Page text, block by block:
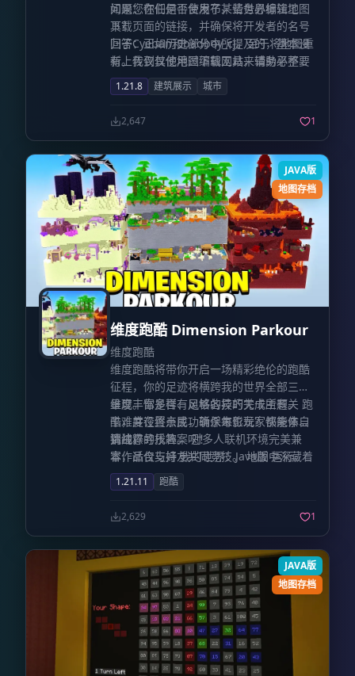
如果您在任何平台发布，请务必标注地图
下载页面的链接，并确保将开发者的名号
归于Cyeban和badboy_cj。至于将地图重
新上传到其他地图下载网站，请务必不要
这样做。
问题：你们是否使用了某些世界编辑工
具？
回答：正如历史部分中所提及的，基本没
有。我仅仅使用过编辑工具来辅助平整土
地，以及填充方形的墙面或地板部分，仅
此而已。90%以上的建筑与地形改造工作
都是通过手工完成的。
1.21.8 建筑展示 城市
2,647 1
JAVA版
地图存档
维度跑酷 Dimension Parkour
维度跑酷
维度跑酷将带你开启一场精彩绝伦的跑酷
征程，你的足迹将横跨我的世界全部三个
维度。你是否有足够的技巧完成所有关
卡，并在终点成功斩杀末影龙？快来亲自
挑战，寻找答案吧！
呈现丰富多样、风格各异的关卡主题。 跑
酷难度设置亲民，确保每位玩家都能体验
到纯粹的乐趣。 对多人联机环境完美兼
容，适合与好友共同竞技。 地图中深藏着
10个趣味彩蛋，等待细心的玩家去发掘。
内置完善的排名系统，大幅提升了重复游
玩的挑战价值。
请注意：
本作品仅支持 我的世界：Java版 运行。
1.21.11 跑酷
2,629 1
JAVA版
地图存档